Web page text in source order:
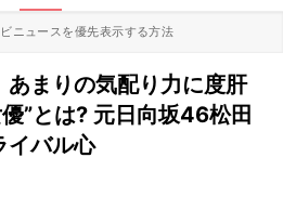
ニュースを優先表示する方法
あまりの気配り力に度肝
”とは? 元日向坂46松田
イバル心